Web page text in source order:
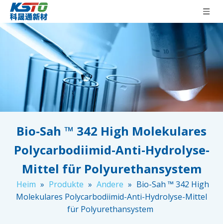
Bio-Sah ™ 342 High Molekulares
Polycarbodiimid-Anti-Hydrolyse-
Mittel für Polyurethansystem
Heim » Produkte » Andere » Bio-Sah ™ 342 High
Molekulares Polycarbodiimid-Anti-Hydrolyse-Mittel
für Polyurethansystem